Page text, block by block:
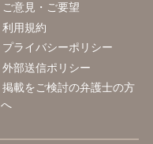
ご意見・ご要望
利用規約
プライバシーポリシー
外部送信ポリシー
掲載をご検討の弁護士の方
へ